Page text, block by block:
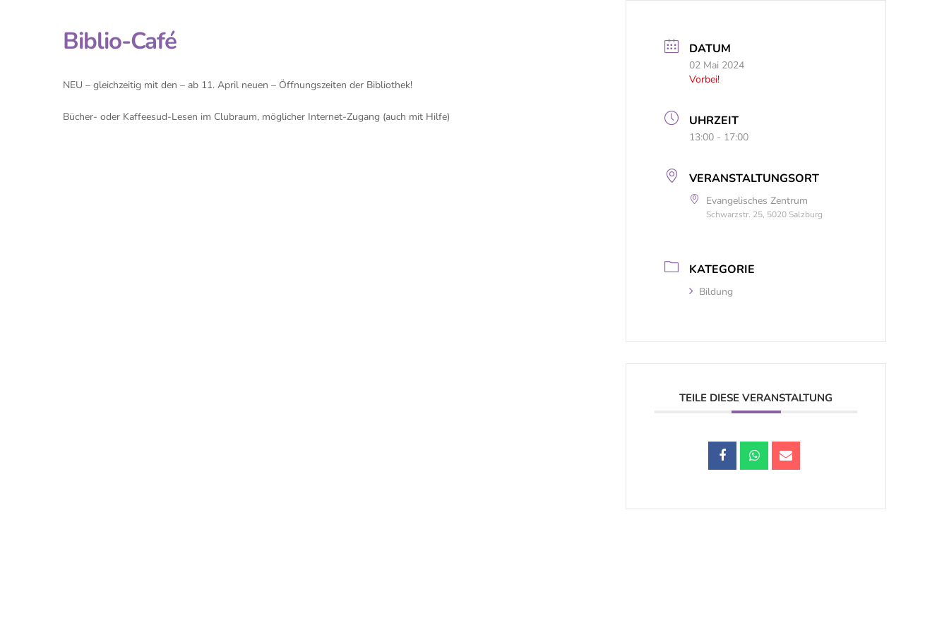
Biblio-Café
NEU – gleichzeitig mit den – ab 11. April neuen – Öffnungszeiten der Bibliothek!
Bücher- oder Kaffeesud-Lesen im Clubraum, möglicher Internet-Zugang (auch mit Hilfe)
DATUM
02 Mai 2024
Vorbei!
UHRZEIT
13:00 - 17:00
VERANSTALTUNGSORT
Evangelisches Zentrum
Schwarzstr. 25, 5020 Salzburg
KATEGORIE
Bildung
TEILE DIESE VERANSTALTUNG